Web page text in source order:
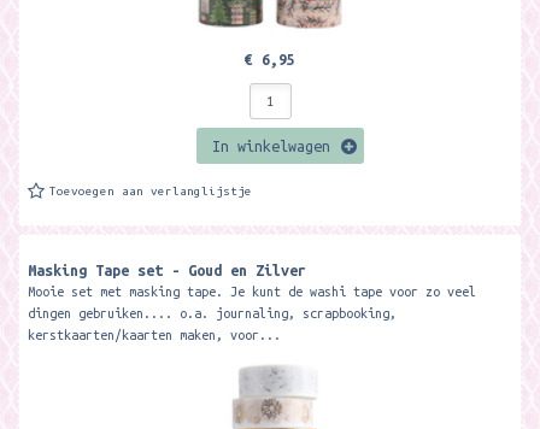
€ 6,95
In winkelwagen
Toevoegen aan verlanglijstje
Masking Tape set - Goud en Zilver
Mooie set met masking tape. Je kunt de washi tape voor zo veel
dingen gebruiken.... o.a. journaling, scrapbooking,
kerstkaarten/kaarten maken, voor...